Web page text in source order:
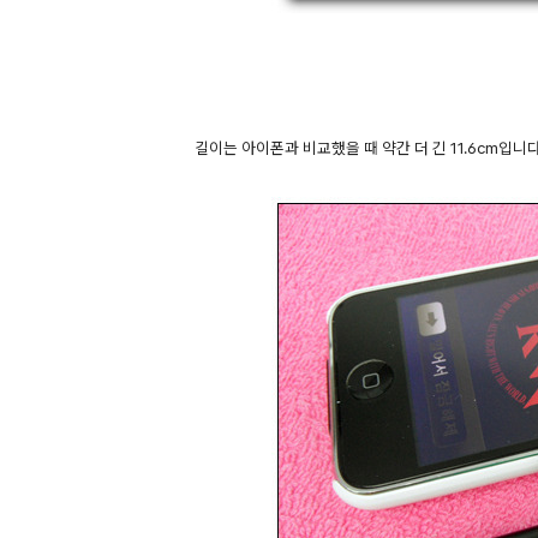
길이는 아이폰과 비교했을 때 약간 더 긴 11.6cm입니